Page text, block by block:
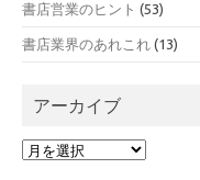
書店営業のヒント (53)
書店業界のあれこれ (13)
アーカイブ
ア